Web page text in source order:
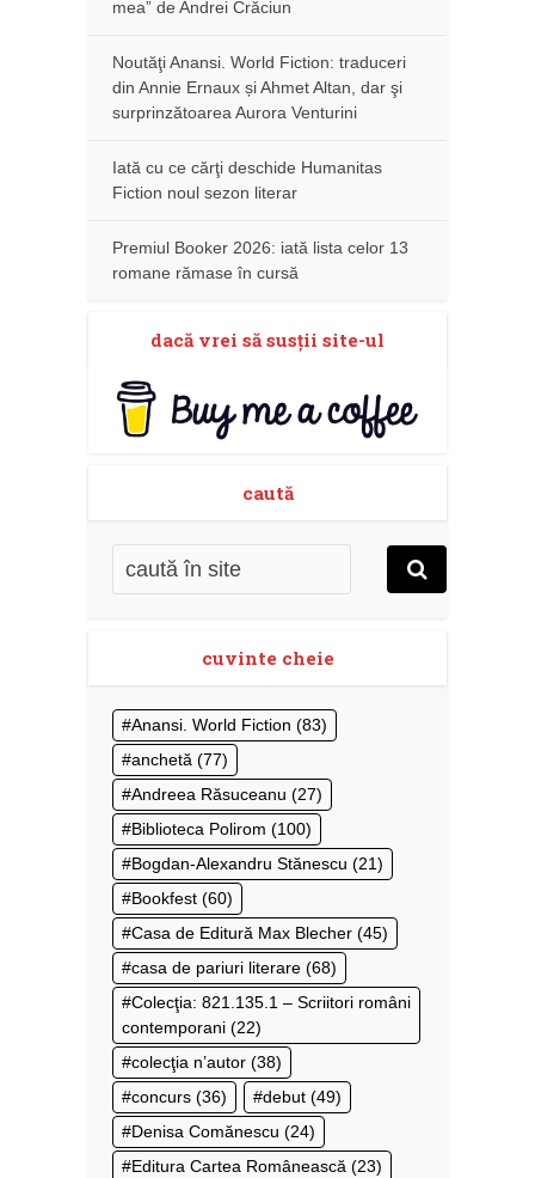
mea” de Andrei Crăciun
Noutăţi Anansi. World Fiction: traduceri
din Annie Ernaux și Ahmet Altan, dar şi
surprinzătoarea Aurora Venturini
Iată cu ce cărţi deschide Humanitas
Fiction noul sezon literar
Premiul Booker 2026: iată lista celor 13
romane rămase în cursă
dacă vrei să susţii site-ul
caută
cuvinte cheie
Anansi. World Fiction (83)
anchetă (77)
Andreea Răsuceanu (27)
Biblioteca Polirom (100)
Bogdan-Alexandru Stănescu (21)
Bookfest (60)
Casa de Editură Max Blecher (45)
casa de pariuri literare (68)
Colecţia: 821.135.1 – Scriitori români
contemporani (22)
colecţia n’autor (38)
concurs (36) debut (49)
Denisa Comănescu (24)
Editura Cartea Românească (23)